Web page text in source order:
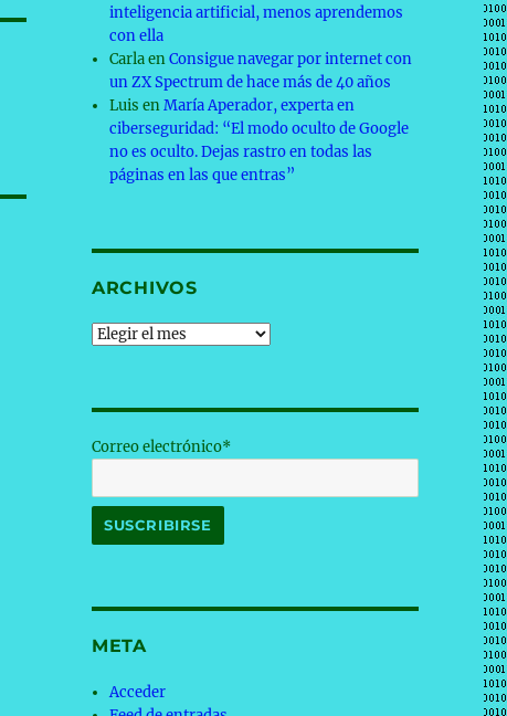
inteligencia artificial, menos aprendemos
con ella
CarlaenConsigue navegar por internet con
un ZX Spectrum de hace más de 40 años
Luis enMaría Aperador, experta en
ciberseguridad: “El modo oculto de Google
no es oculto. Dejas rastro en todas las
páginas en las que entras”
ARCHIVOS
Archivos
Correo electrónico*
META
Acceder